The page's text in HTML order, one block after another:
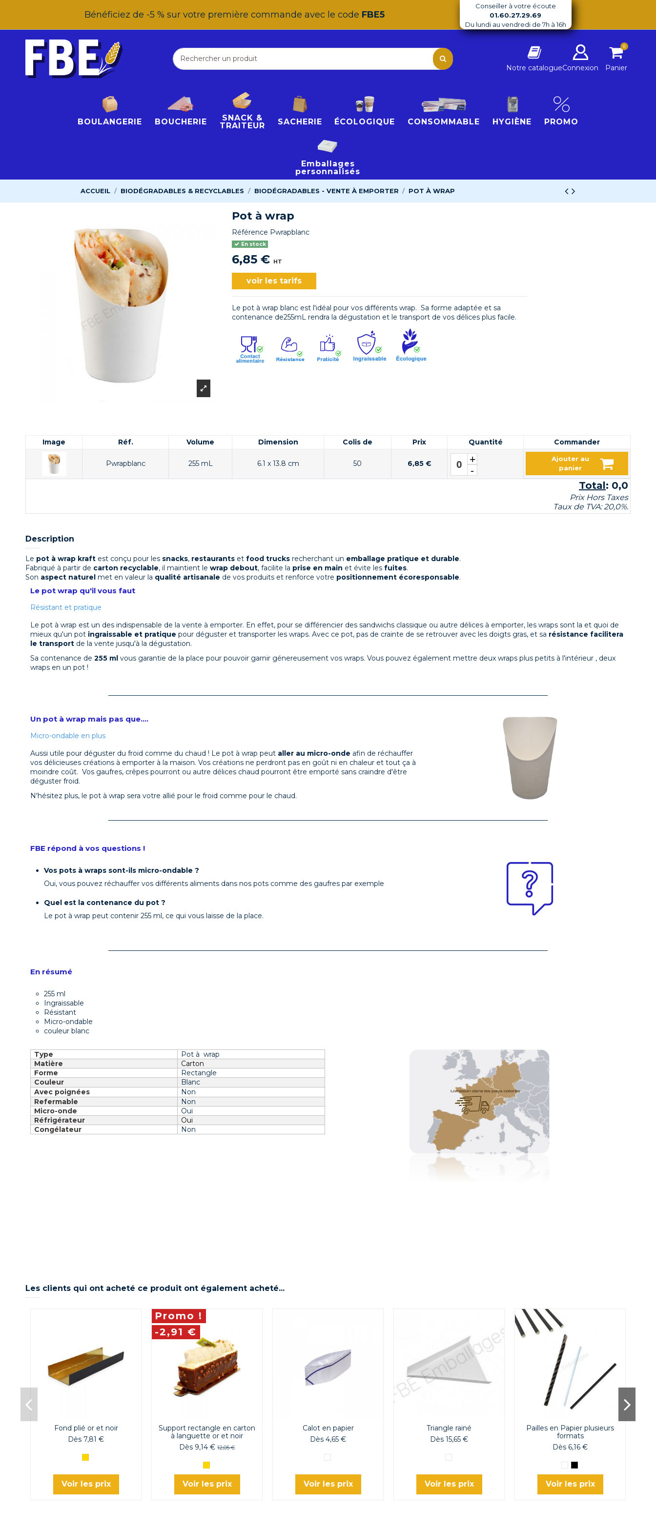
Bénéficiez de -5 % sur votre première commande avec le code FBE5
Conseiller à votre écoute
01.60.27.29.69
Du lundi au vendredi de 7h à 16h
Notre catalogueConnexion
0
Panier
BOULANGERIE BOUCHERIE
SNACK &
TRAITEUR
SACHERIE ÉCOLOGIQUE CONSOMMABLE HYGIÈNE PROMO
Emballages
personnalisés
ACCUEIL BIODÉGRADABLES & RECYCLABLES BIODÉGRADABLES - VENTE À EMPORTER POT À WRAP
Pot à wrap
Référence Pwrapblanc
En stock
6,85 € HT
voir les tarifs
Le pot à wrap blanc est l'idéal pour vos différents wrap. Sa forme adaptée et sa
contenance de255mL rendra la dégustation et le transport de vos délices plus facile.
Image Réf. Volume Dimension Colis de Prix Quantité Commander
Pwrapblanc 255 mL 6.1 x 13.8 cm 50 6,85 € +
-
Ajouter au panier
Ajouter au
panier
Total: 0,0
Prix Hors Taxes
Taux de TVA: 20,0%.
Description
Le pot à wrap kraft est conçu pour les snacks, restaurants et food trucks recherchant un emballage pratique et durable.
Fabriqué à partir de carton recyclable, il maintient le wrap debout, facilite la prise en main et évite les fuites.
Son aspect naturel met en valeur la qualité artisanale de vos produits et renforce votre positionnement écoresponsable.
Le pot wrap qu'il vous faut
Résistant et pratique
Le pot à wrap est un des indispensable de la vente à emporter. En effet, pour se différencier des sandwichs classique ou autre délices à emporter, les wraps sont la et quoi de
mieux qu'un pot ingraissable et pratique pour déguster et transporter les wraps. Avec ce pot, pas de crainte de se retrouver avec les doigts gras, et sa résistance facilitera
le transport de la vente jusqu'à la dégustation.
Sa contenance de 255 ml vous garantie de la place pour pouvoir garnir génereusement vos wraps. Vous pouvez également mettre deux wraps plus petits à l'intérieur , deux
wraps en un pot !
Un pot à wrap mais pas que....
Micro-ondable en plus
Aussi utile pour déguster du froid comme du chaud ! Le pot à wrap peut aller au micro-onde afin de réchauffer
vos délicieuses créations à emporter à la maison. Vos créations ne perdront pas en goût ni en chaleur et tout ça à
moindre coût. Vos gaufres, crêpes pourront ou autre délices chaud pourront être emporté sans craindre d'être
déguster froid.
N'hésitez plus, le pot à wrap sera votre allié pour le froid comme pour le chaud.
FBE répond à vos questions !
Vos pots à wraps sont-ils micro-ondable ?
Oui, vous pouvez réchauffer vos différents aliments dans nos pots comme des gaufres par exemple
Quel est la contenance du pot ?
Le pot à wrap peut contenir 255 ml, ce qui vous laisse de la place.
En résumé
255 ml
Ingraissable
Résistant
Micro-ondable
couleur blanc
Type
Pot à wrap
Matière
Carton
Forme
Rectangle
Couleur
Blanc
Avec poignées
Non
Refermable
Non
Micro-onde
Oui
Réfrigérateur
Oui
Congélateur
Non
Les clients qui ont acheté ce produit ont également acheté...
Fond plié or et noir
Dès 7,81 €
Or
Voir les prix
Promo !
-2,91 €
Support rectangle en carton
à languette or et noir
Dès 9,14 € 12,05 €
Or
Voir les prix
Calot en papier
Dès 4,65 €
Blanc
Voir les prix
Triangle rainé
Dès 15,65 €
Blanc
Voir les prix
Pailles en Papier plusieurs
formats
Dès 6,16 €
BlancNoir
Voir les prix